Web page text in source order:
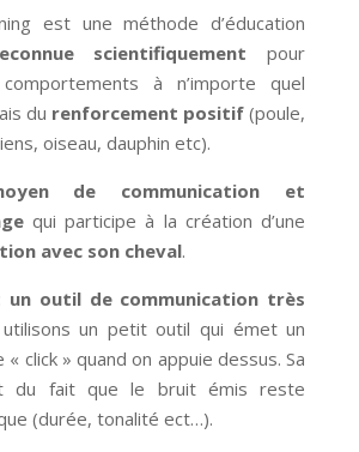
est une méthode d’éducation
scientifiquement pour
à n’importe quel
du renforcement positif (poule,
oiseau, dauphin etc).
de communication et
qui participe à la création d’une
avec son cheval.
un outil de communication très
un petit outil qui émet un
click » quand on appuie dessus. Sa
du fait que le bruit émis reste
(durée, tonalité ect…).